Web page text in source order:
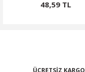
48,59 TL
ÜCRETSİZ KARGO